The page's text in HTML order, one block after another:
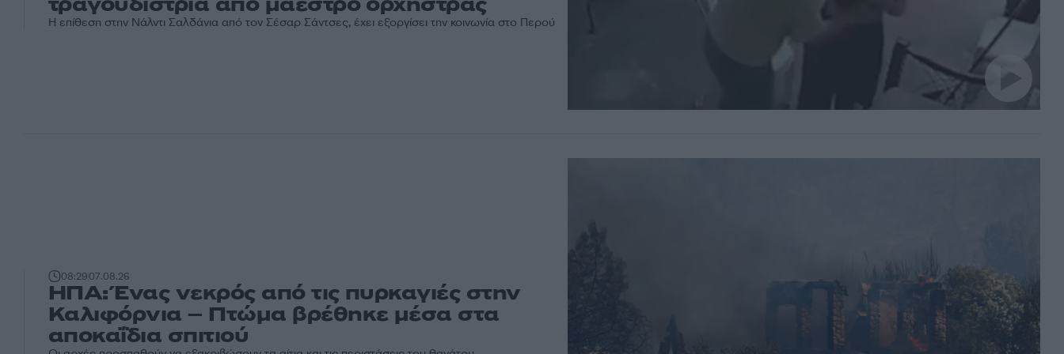
Η επίθεση στην Νάλντι Σαλδάνια από τον Σέσαρ Σάντσες, έχει εξοργίσει την κοινωνία στο Περού
08:2907.08.26
ΗΠΑ: Ένας νεκρός από τις πυρκαγιές στην
Καλιφόρνια – Πτώμα βρέθηκε μέσα στα
αποκαΐδια σπιτιού